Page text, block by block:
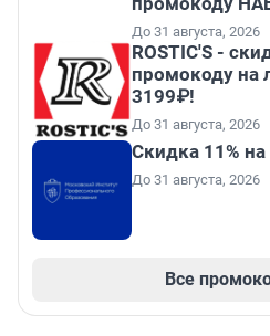
До 31 августа, 2026
ROSTIC'S -
промокоду на
3199₽!
До 31 августа, 2026
Скидка 11%
До 31 августа, 2026
Все